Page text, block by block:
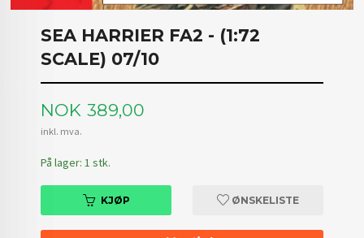
SEA HARRIER FA2 - (1:72
SCALE) 07/10
Pris
NOK 389,00
inkl. mva.
På lager: 1 stk.
KJØP ØNSKELISTE